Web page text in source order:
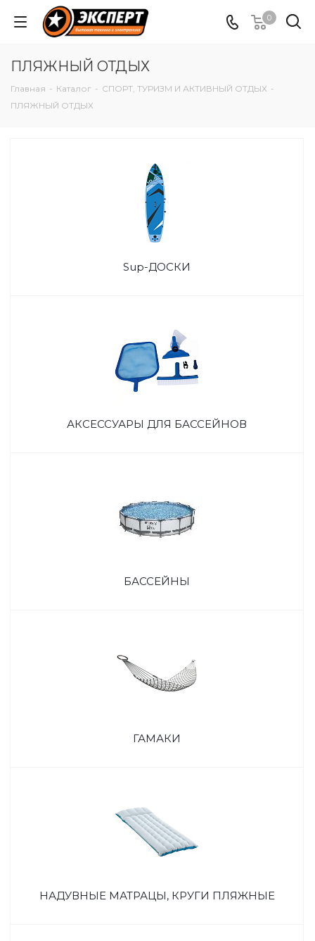
0
ПЛЯЖНЫЙ ОТДЫХ
Главная - Каталог - СПОРТ, ТУРИЗМ И АКТИВНЫЙ ОТДЫХ -
ПЛЯЖНЫЙ ОТДЫХ
Sup-ДОСКИ
АКСЕССУАРЫ ДЛЯ БАССЕЙНОВ
БАССЕЙНЫ
ГАМАКИ
НАДУВНЫЕ МАТРАЦЫ, КРУГИ ПЛЯЖНЫЕ